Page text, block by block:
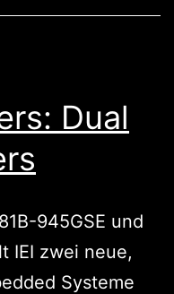
Dual
945GSE und
IEI zwei neue,
Systeme